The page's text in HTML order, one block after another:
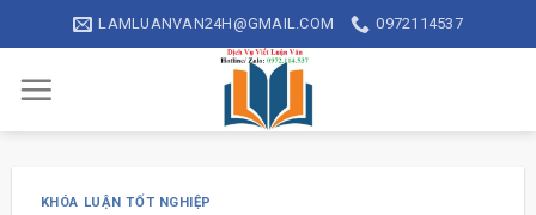
to
content
LAMLUANVAN24H@GMAIL.COM 0972114537
KHÓA LUẬN TỐT NGHIỆP